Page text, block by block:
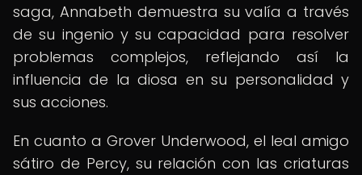
saga, Annabeth demuestra su valía a través
de su ingenio y su capacidad para resolver
problemas complejos, reflejando así la
influencia de la diosa en su personalidad y
sus acciones.
En cuanto a Grover Underwood, el leal amigo
sátiro de Percy, su relación con las criaturas